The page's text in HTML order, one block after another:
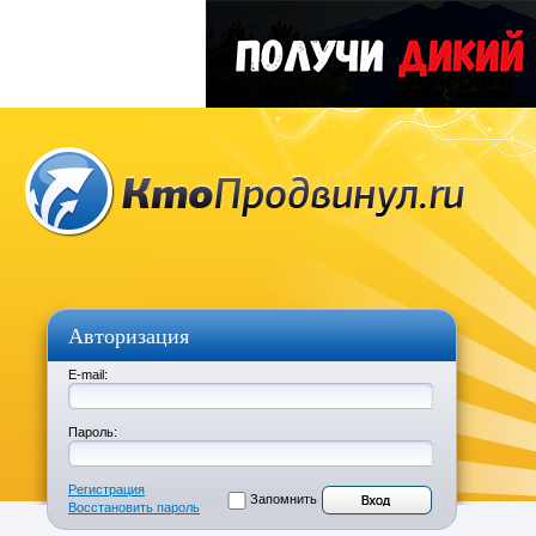
Авторизация
E-mail:
Пароль:
Регистрация
Восстановить пароль
Запомнить